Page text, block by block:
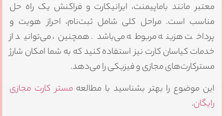
معتبر مانند باماپیمنت، ایرانیکارت و فراکنش یک راه حل
مناسب است. مراحل کلی شامل ثبت‌نام، احراز هویت و
پرداخت هزینه مربوطه می‌باشد. همچنین، می‌توانید از
خدمات کیاسان کارت نیز استفاده کنید که به شما امکان شارژ
مسترکارت‌های مجازی و فیزیکی را می‌دهد.
این موضوع را بهتر بشناسید با مطالعه مستر کارت مجازی
رایگان.